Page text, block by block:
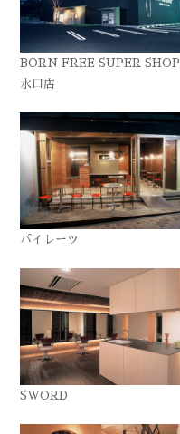
BORN FREE SUPER SHOP
水口店
パイレーツ
SWORD